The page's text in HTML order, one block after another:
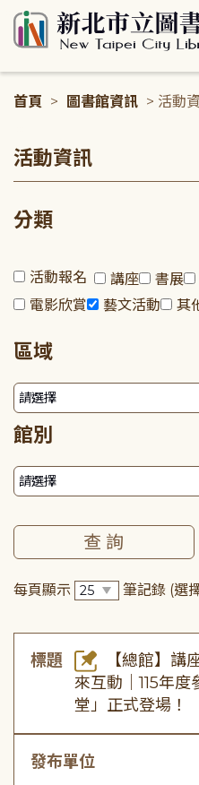
首頁 > 圖書館資訊 > 活動
活動資訊
分類
活動報名 講座 書展
電影欣賞
藝文活動 其
區域
館別
每頁顯示 筆記錄 (選
標題
【總館】講
來互動｜115年
堂」正式登場！
發布單位